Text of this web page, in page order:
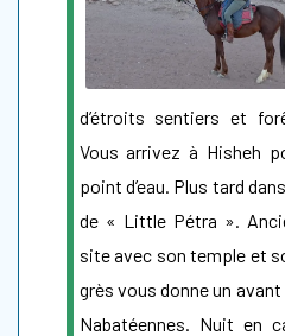
d’étroits sentiers et
Vous arrivez à Hisheh
point d’eau. Plus tard
de « Little Pétra ».
site avec son temple et
grès vous donne un
Nabatéennes. Nuit en